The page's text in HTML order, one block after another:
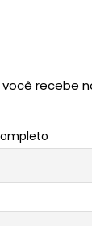
recebe